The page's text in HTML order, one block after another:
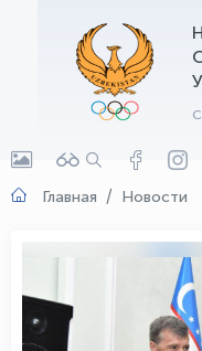
Главная Новости
OLYMPCHIK AI -
Онлайн · olympic.uz